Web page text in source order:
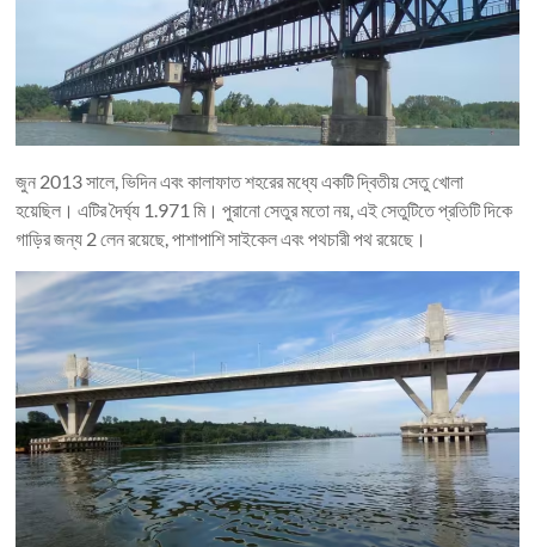
জুন 2013 সালে, ভিদিন এবং কালাফাত শহরের মধ্যে একটি দ্বিতীয় সেতু খোলা
হয়েছিল। এটির দৈর্ঘ্য 1.971 মি। পুরানো সেতুর মতো নয়, এই সেতুটিতে প্রতিটি দিকে
গাড়ির জন্য 2 লেন রয়েছে, পাশাপাশি সাইকেল এবং পথচারী পথ রয়েছে।